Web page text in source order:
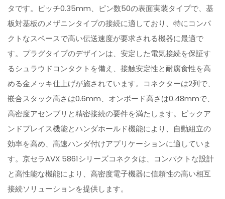
タです。ピッチ0.35mm、ピン数50の表面実装タイプで、基
板対基板のメザニンタイプの接続に適しており、特にコンパ
クトなスペースで高い伝送速度が要求される機器に最適で
す。プラグタイプのデザインは、安定した電気接続を保証す
るシュラウドコンタクトを備え、接触安定性と耐腐食性を高
める金メッキ仕上げが施されています。コネクターは2列で、
嵌合スタック高さは0.6mm、オンボード高さは0.48mmで、
高密度アセンブリと精密接続の要件を満たします。ピックア
ンドプレイス機能とハンダホールド機能により、自動組立の
効率を高め、高速ハンダ付けアプリケーションに適していま
す。京セラAVX 5861シリーズコネクタは、コンパクトな設計
と高性能な機能により、高密度電子機器に信頼性の高い相互
接続ソリューションを提供します。